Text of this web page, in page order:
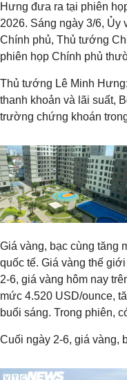
Hưng đưa ra tại phiên
2026. Sáng ngày 3/6,
Chính phủ, Thủ tướng
phiên họp Chính phủ
Thủ tướng Lê Minh
thanh khoản và lãi suất,
trường chứng khoán
Giá vàng, bạc cùng tăng
quốc tế. Giá vàng thế
2-6, giá vàng hôm nay
mức 4.520 USD/ounce,
buổi sáng. Trong phiên,
Cuối ngày 2-6, giá vàng,